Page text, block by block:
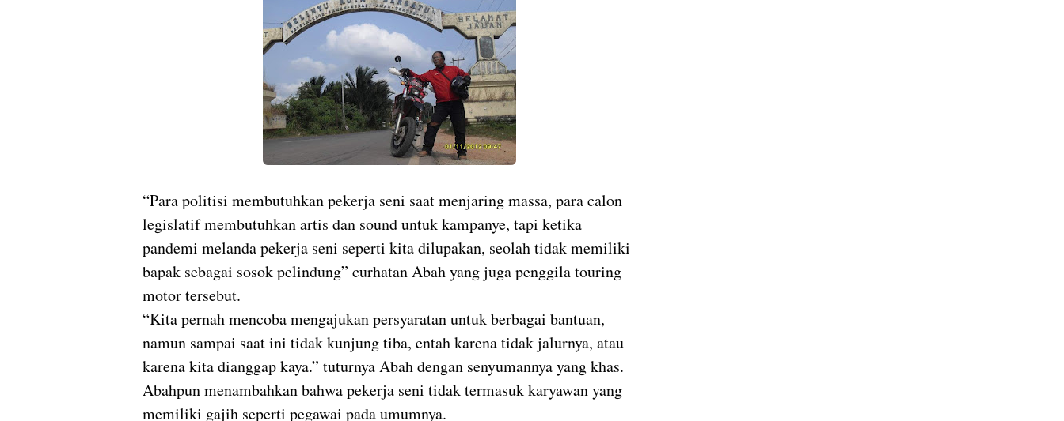
“Para politisi membutuhkan pekerja seni saat menjaring massa, para calon
legislatif membutuhkan artis dan sound untuk kampanye, tapi ketika
pandemi melanda pekerja seni seperti kita dilupakan, seolah tidak memiliki
bapak sebagai sosok pelindung” curhatan Abah yang juga penggila touring
motor tersebut.
“Kita pernah mencoba mengajukan persyaratan untuk berbagai bantuan,
namun sampai saat ini tidak kunjung tiba, entah karena tidak jalurnya, atau
karena kita dianggap kaya.” tuturnya Abah dengan senyumannya yang khas.
Abahpun menambahkan bahwa pekerja seni tidak termasuk karyawan yang
memiliki gajih seperti pegawai pada umumnya.